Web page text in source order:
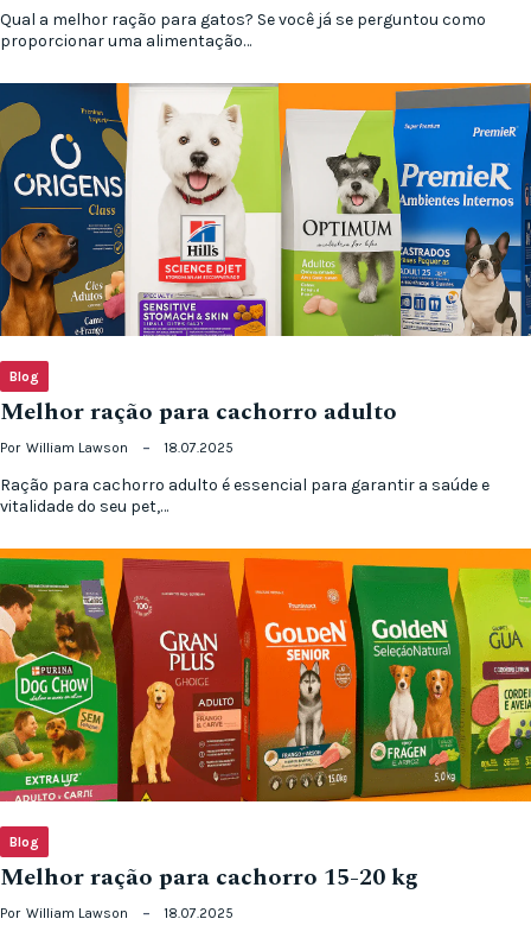
Qual a melhor ração para gatos? Se você já se perguntou como
proporcionar uma alimentação…
Blog
Melhor ração para cachorro adulto
Por William Lawson 18.07.2025
Ração para cachorro adulto é essencial para garantir a saúde e
vitalidade do seu pet,…
Blog
Melhor ração para cachorro 15-20 kg
Por William Lawson 18.07.2025